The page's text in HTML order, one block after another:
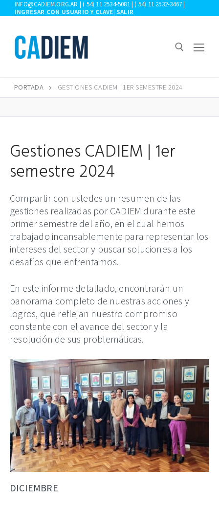
al
INFO@CADIEM.ORG.AR | ( 54) 11 2534-5081 | ( 54) 11 2532-3467 |
INGRESAR CON USUARIO Y CLAVE| SALIR
Buscar:
PORTADA GESTIONES CADIEM | 1ER SEMESTRE 2024
Gestiones CADIEM | 1er
semestre 2024
Compartir con ustedes un resumen de las
gestiones realizadas por CADIEM durante este
primer semestre del año, en el cual hemos
trabajado incansablemente para representar los
intereses del sector y buscar soluciones a los
desafíos que enfrentamos.
En este informe detallado, encontrarán un
panorama completo de nuestras acciones y
logros, que reflejan nuestro compromiso
constante con el avance del sector y la
resolución de sus problemáticas.
DICIEMBRE